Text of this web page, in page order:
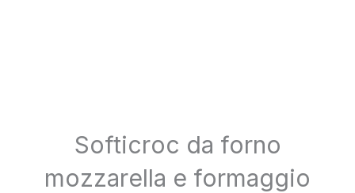
Softicroc da forno
mozzarella e formaggio